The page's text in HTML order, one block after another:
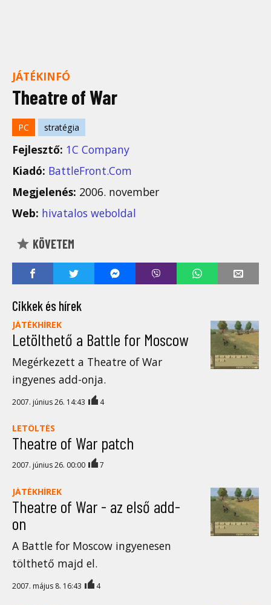
JÁTÉKINFÓ
Theatre of War
PC stratégia
Fejlesztő: 1C Company
Kiadó: BattleFront.Com
Megjelenés: 2006. november
Web: hivatalos weboldal
KÖVETEM
Cikkek és hírek
JÁTÉKHÍREK
Letölthető a Battle for Moscow
Megérkezett a Theatre of War
ingyenes add-onja.
2007. június 26. 14:43 4
LETÖLTÉS
Theatre of War patch
2007. június 26. 00:00 7
JÁTÉKHÍREK
Theatre of War - az első add-
on
A Battle for Moscow ingyenesen
tölthető majd el.
2007. május 8. 16:43 4